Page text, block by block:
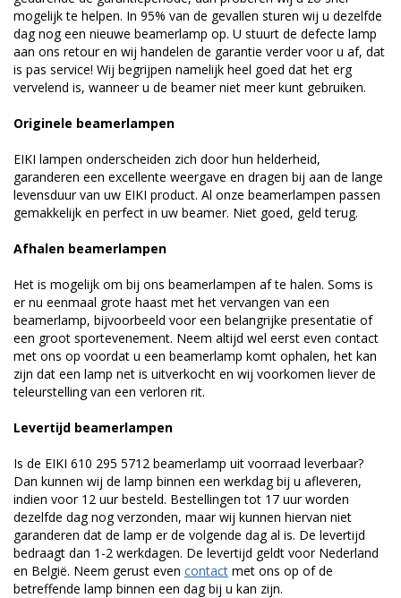
mogelijk te helpen. In 95% van de gevallen sturen wij u dezelfde
dag nog een nieuwe beamerlamp op. U stuurt de defecte lamp
aan ons retour en wij handelen de garantie verder voor u af, dat
is pas service! Wij begrijpen namelijk heel goed dat het erg
vervelend is, wanneer u de beamer niet meer kunt gebruiken.
Originele beamerlampen
EIKI lampen onderscheiden zich door hun helderheid,
garanderen een excellente weergave en dragen bij aan de lange
levensduur van uw EIKI product. Al onze beamerlampen passen
gemakkelijk en perfect in uw beamer. Niet goed, geld terug.
Afhalen beamerlampen
Het is mogelijk om bij ons beamerlampen af te halen. Soms is
er nu eenmaal grote haast met het vervangen van een
beamerlamp, bijvoorbeeld voor een belangrijke presentatie of
een groot sportevenement. Neem altijd wel eerst even contact
met ons op voordat u een beamerlamp komt ophalen, het kan
zijn dat een lamp net is uitverkocht en wij voorkomen liever de
teleurstelling van een verloren rit.
Levertijd beamerlampen
Is de EIKI 610 295 5712 beamerlamp uit voorraad leverbaar?
Dan kunnen wij de lamp binnen een werkdag bij u afleveren,
indien voor 12 uur besteld. Bestellingen tot 17 uur worden
dezelfde dag nog verzonden, maar wij kunnen hiervan niet
garanderen dat de lamp er de volgende dag al is. De levertijd
bedraagt dan 1-2 werkdagen. De levertijd geldt voor Nederland
en België. Neem gerust even contact met ons op of de
betreffende lamp binnen een dag bij u kan zijn.